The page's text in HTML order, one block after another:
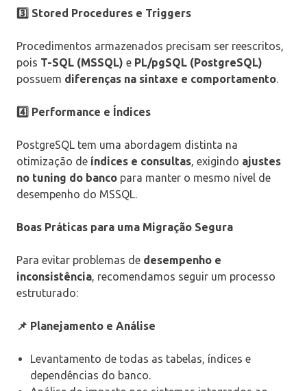
3️ ⃣ Stored Procedures e Triggers
Procedimentos armazenados precisam ser reescritos,
pois T-SQL (MSSQL) e PL/pgSQL (PostgreSQL)
possuem diferenças na sintaxe e comportamento.
4️ ⃣ Performance e Índices
PostgreSQL tem uma abordagem distinta na
otimização de índices e consultas, exigindo ajustes
no tuning do banco para manter o mesmo nível de
desempenho do MSSQL.
Boas Práticas para uma Migração Segura
Para evitar problemas de desempenho e
inconsistência, recomendamos seguir um processo
estruturado:
📌 Planejamento e Análise
Levantamento de todas as tabelas, índices e
dependências do banco.